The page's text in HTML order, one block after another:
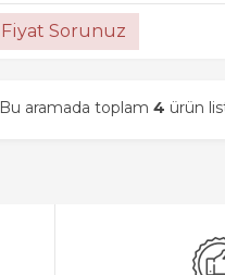
Fiyat Sorunuz
Bu aramada toplam 4 ürün